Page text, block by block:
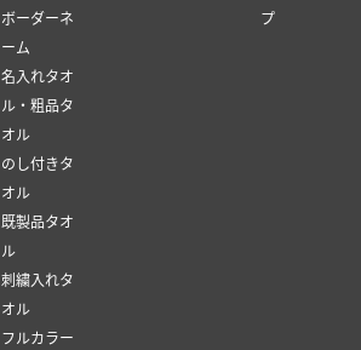
ボーダーネ
ーム
名入れタオ
ル・粗品タ
オル
のし付きタ
オル
既製品タオ
ル
刺繍入れタ
オル
フルカラー
プ